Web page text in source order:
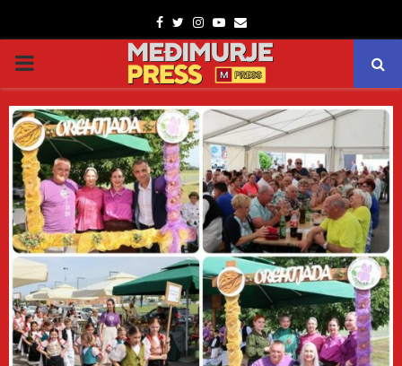
Facebook
TwitterInstagram
Youtube
Email
PRIMARY
MENU